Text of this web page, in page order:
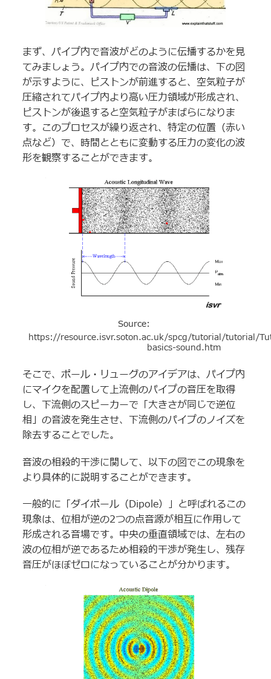
まず、パイプ内で音波がどのように伝播するかを見
てみましょう。パイプ内での音波の伝播は、下の図
が示すように、ピストンが前進すると、空気粒子が
圧縮されてパイプ内より高い圧力領域が形成され、
ピストンが後退すると空気粒子がまばらになりま
す。このプロセスが繰り返され、特定の位置（赤い
点など）で、時間とともに変動する圧力の変化の波
形を観察することができます。
Source:
https://resource.isvr.soton.ac.uk/spcg/tutorial/tutorial/
basics-sound.htm
そこで、ポール・リューグのアイデアは、パイプ内
にマイクを配置して上流側のパイプの音圧を取得
し、下流側のスピーカーで「大きさが同じで逆位
相」の音波を発生させ、下流側のパイプのノイズを
除去することでした。
音波の相殺的干渉に関して、以下の図でこの現象を
より具体的に説明することができます。
一般的に「ダイポール（Dipole）」と呼ばれるこの
現象は、位相が逆の2つの点音源が相互に作用して
形成される音場です。中央の垂直領域では、左右の
波の位相が逆であるため相殺的干渉が発生し、残存
音圧がほぼゼロになっていることが分かります。